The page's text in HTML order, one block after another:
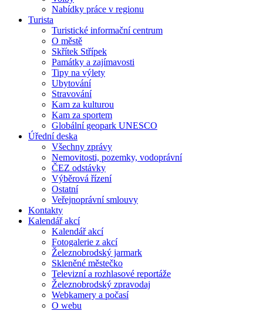
Nabídky práce v regionu
Turista
Turistické informační centrum
O městě
Skřítek Střípek
Památky a zajímavosti
Tipy na výlety
Ubytování
Stravování
Kam za kulturou
Kam za sportem
Globální geopark UNESCO
Úřední deska
Všechny zprávy
Nemovitosti, pozemky, vodoprávní
ČEZ odstávky
Výběrová řízení
Ostatní
Veřejnoprávní smlouvy
Kontakty
Kalendář akcí
Kalendář akcí
Fotogalerie z akcí
Železnobrodský jarmark
Skleněné městečko
Televizní a rozhlasové reportáže
Železnobrodský zpravodaj
Webkamery a počasí
O webu